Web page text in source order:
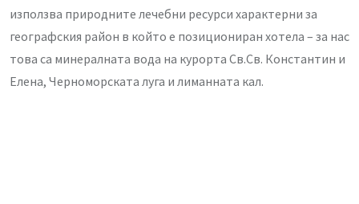
използва природните лечебни ресурси характерни за
географския район в който е позициониран хотела – за нас
това са минералната вода на курорта Св.Св. Константин и
Елена, Черноморската луга и лиманната кал.